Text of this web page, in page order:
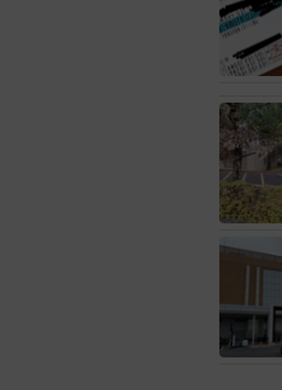
だとは
すれ
だけ
の）
ので、
防犯
かをフ
かかっ